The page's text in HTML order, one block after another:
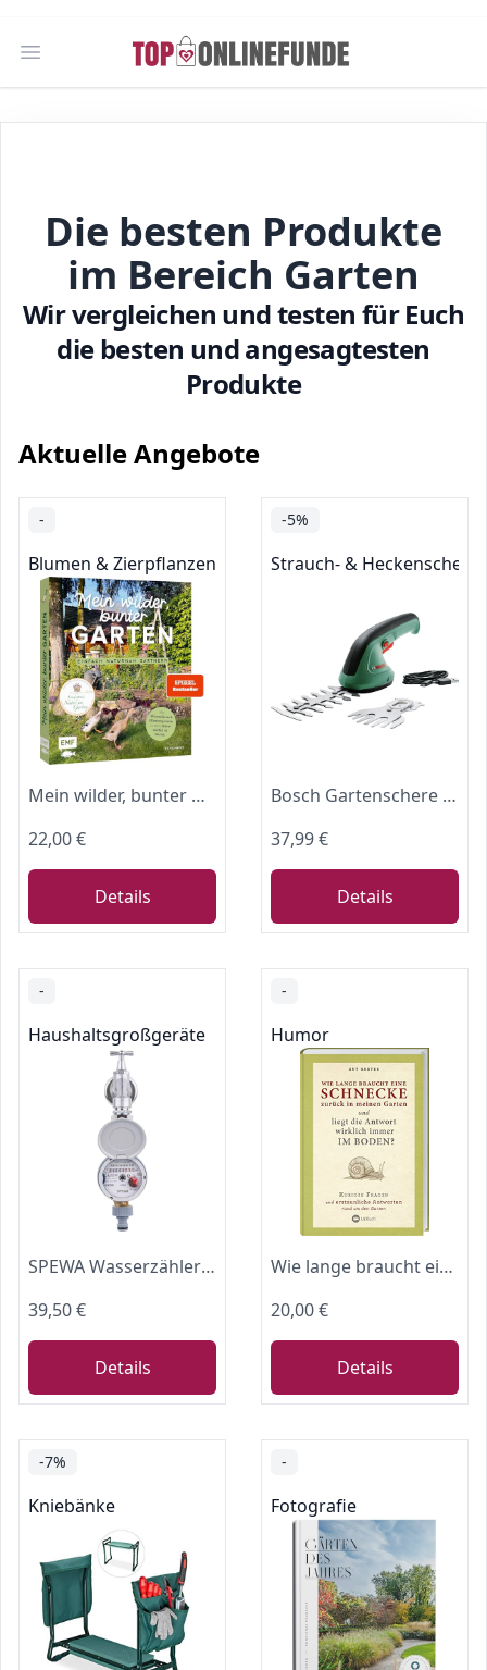
Open main menu
Die besten Produkte
im Bereich Garten
Wir vergleichen und testen für Euch
die besten und angesagtesten
Produkte
Aktuelle Angebote
-
Blumen & Zierpflanzen
Mein wilder, bunter Garten – Einfach naturnah gärtnern: Für mehr Artenvielfalt im Naturgarten: ökologische Lebensräume gestalten, gefährdete Arten schützen und insektenfreundliche Pflanzen auswählen
22,00 €
Details
-5%
Strauch- &
Bosch Gartenschere EasyShear
37,99 €
Details
-
Haushaltsgroßgeräte
SPEWA Wasserzähler Garten frostgeschützt | Wasseruhr Garten geeicht 2026 | 4-tlg. Modell
39,50 €
Details
-
Humor
Wie lange braucht eine Schnecke zurück in meinen Garten?: Kuriose Fragen und erstaunliche Antworten rund um den Garten. Über 100 praktische Tipps zu ... & Früchte, Erde, Klima und Gartenarbeit.
20,00 €
Details
-7%
Kniebänke
-
Fotografie